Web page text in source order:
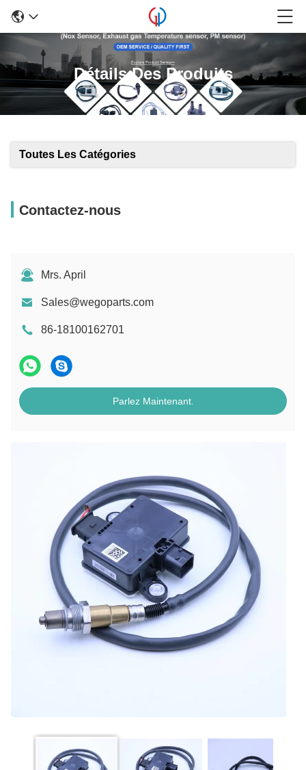
Détails Des Produits
Toutes Les Catégories
Contactez-nous
Mrs. April
Sales@wegoparts.com
86-18100162701
Parlez Maintenant.